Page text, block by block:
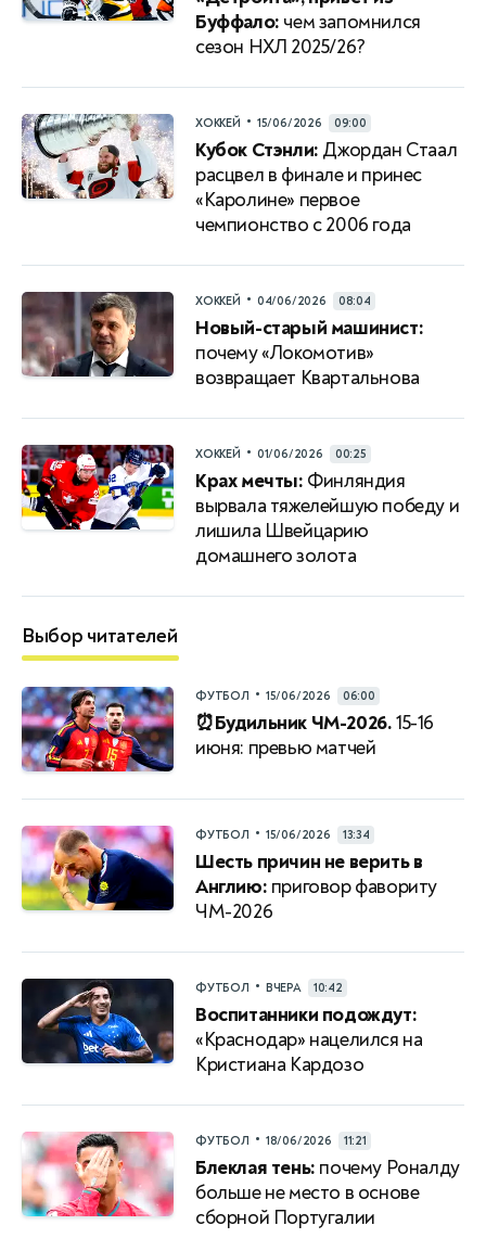
Буффало: чем запомнился
сезон НХЛ 2025/26?
ХОККЕЙ • 15/06/2026 09:00
Кубок Стэнли: Джордан Стаал
расцвел в финале и принес
«Каролине» первое
чемпионство с 2006 года
ХОККЕЙ • 04/06/2026 08:04
Новый-старый машинист:
почему «Локомотив»
возвращает Квартальнова
ХОККЕЙ • 01/06/2026 00:25
Крах мечты: Финляндия
вырвала тяжелейшую победу и
лишила Швейцарию
домашнего золота
Выбор читателей
ФУТБОЛ • 15/06/2026 06:00
⏰Будильник ЧМ-2026.15-16
июня: превью матчей
ФУТБОЛ • 15/06/2026 13:34
Шесть причин не верить в
Англию: приговор фавориту
ЧМ-2026
ФУТБОЛ • ВЧЕРА 10:42
Воспитанники подождут:
«Краснодар» нацелился на
Кристиана Кардозо
ФУТБОЛ • 18/06/2026 11:21
Блеклая тень: почему Роналду
больше не место в основе
сборной Португалии